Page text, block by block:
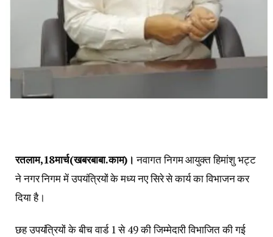
रतलाम,18मार्च(खबरबाबा.काम)। नवागत निगम आयुक्त हिमांशु भट्ट
ने नगर निगम में उपयंत्रियों के मध्य नए सिरे से कार्य का विभाजन कर
दिया है।
छह उपयंत्रियों के बीच वार्ड 1 से 49 की जिम्मेदारी विभाजित की गई